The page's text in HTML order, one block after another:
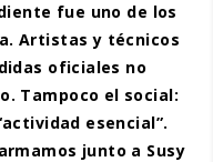
fue uno de los
Artistas y técnicos
oficiales no
Tampoco el social:
esencial”.
junto a Susy